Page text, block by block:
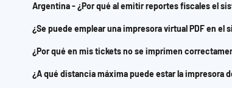
Argentina - ¿Por qué al emitir reportes fiscales el
¿Se puede emplear una impresora virtual PDF en el
¿Por qué en mis tickets no se imprimen
¿A qué distancia máxima puede estar la impresora